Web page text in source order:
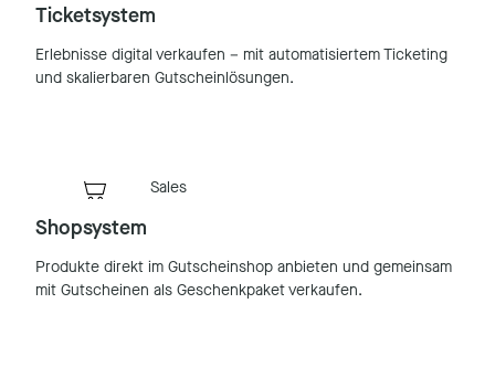
Ticketsystem
Erlebnisse digital verkaufen – mit automatisiertem Ticketing
und skalierbaren Gutscheinlösungen.
Sales
Shopsystem
Produkte direkt im Gutscheinshop anbieten und gemeinsam
mit Gutscheinen als Geschenkpaket verkaufen.